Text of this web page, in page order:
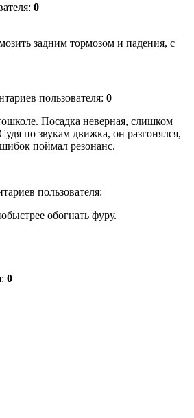
0
задним тормозом и падения, с
пользователя: 0
Посадка неверная, слишком
по звукам движка, он разгонялся,
поймал резонанс.
пользователя:
обогнать фуру.
0